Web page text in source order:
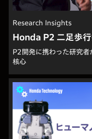
Research Insights
Honda P2 二足歩
P2開発に携わった研究者
核心